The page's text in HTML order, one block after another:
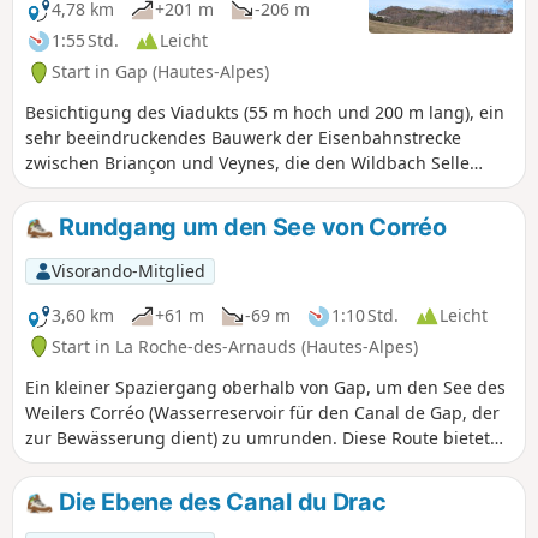
wunderschönen Panoramablick auf die
Berge von Gap und darüber hinaus: Céüze,
Bure, Charance, Chaillol, Le Sirac, Les
Autanes, Chabrières bis hin zum Morgon
und den Alpes de Haute-Provence.
4,78 km +201 m
-206 m
1:55 Std.
Leicht
Start in Gap (Hautes-Alpes)
Besichtigung des Viadukts (55 m hoch und 200 m lang), ein
sehr beeindruckendes Bauwerk der Eisenbahnstrecke
zwischen Briançon und Veynes, die den Wildbach Selle
überragt. Nur einen Katzensprung vom Stadtzentrum von
Gap entfernt, mit einer Orientierungstafel, die das gesamte
Gapençais überblickt.
Rundgang um den See von Corréo
Visorando-Mitglied
3,60 km
+61 m -69 m 1:10 Std.
Leicht
Start in La Roche-des-Arnauds (Hautes-Alpes)
Ein kleiner Spaziergang oberhalb von Gap, um den See des
Weilers Corréo (Wasserreservoir für den Canal de Gap, der
zur Bewässerung dient) zu umrunden. Diese Route bietet
eine angenehme Landschaft am Fuße der Berge Charance
und Céüse.
Die Ebene des Canal du Drac